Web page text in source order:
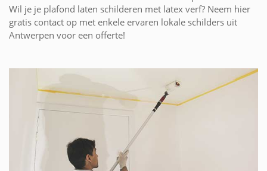
Wil je je plafond laten schilderen met latex verf? Neem hier
gratis contact op met enkele ervaren lokale schilders uit
Antwerpen voor een offerte!